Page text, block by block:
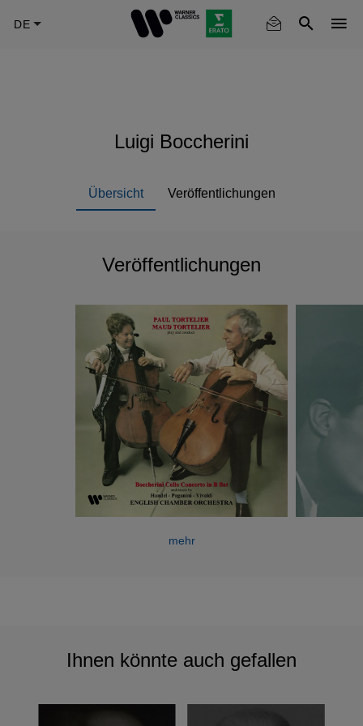
Luigi Boccherini
Übersicht Veröffentlichungen
Veröffentlichungen
mehr
Ihnen könnte auch gefallen